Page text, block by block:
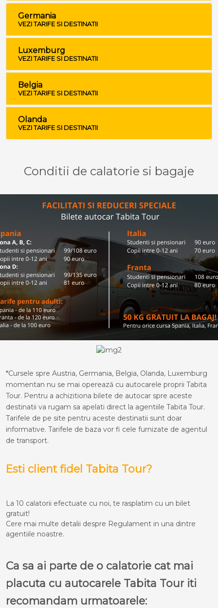
Germania
VEZI TARIFE SI DESTINATII
Luxemburg
VEZI TARIFE SI DESTINATII
Belgia
VEZI TARIFE SI DESTINATII
Olanda
VEZI TARIFE SI DESTINATII
Conditii de calatorie si bagaje
*Cursele spre Austria, Germania, Belgia, Olanda, Luxemburg
momentan nu se mai operează cu autocarele proprii Tabita
Tour. Pentru a achizitiona bilete de autocar spre aceste
destinatii va rugam sa apelati direct la agentiile Tabita Tour.
Tarifele de pe site pentru aceste destinatii sunt doar
informative. Tarifele de baza vor fi cele furnizate de agentul
de transport.
Esti client fidel Tabita Tour?
La 10 calatorii efectuate cu noi, te rasplatim cu un bilet
gratuit!
Cere mai multe detalii despre Regulament in una dintre
agentiile noastre.
Ca sa ai parte de o calatorie cat mai
placuta cu autocarele Tabita Tour iti
recomandam urmatoarele: